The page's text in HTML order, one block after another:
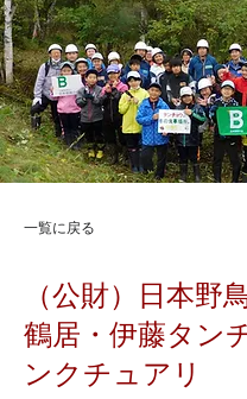
一覧に戻る
（公財）日本野
鶴居・伊藤タン
ンクチュアリ